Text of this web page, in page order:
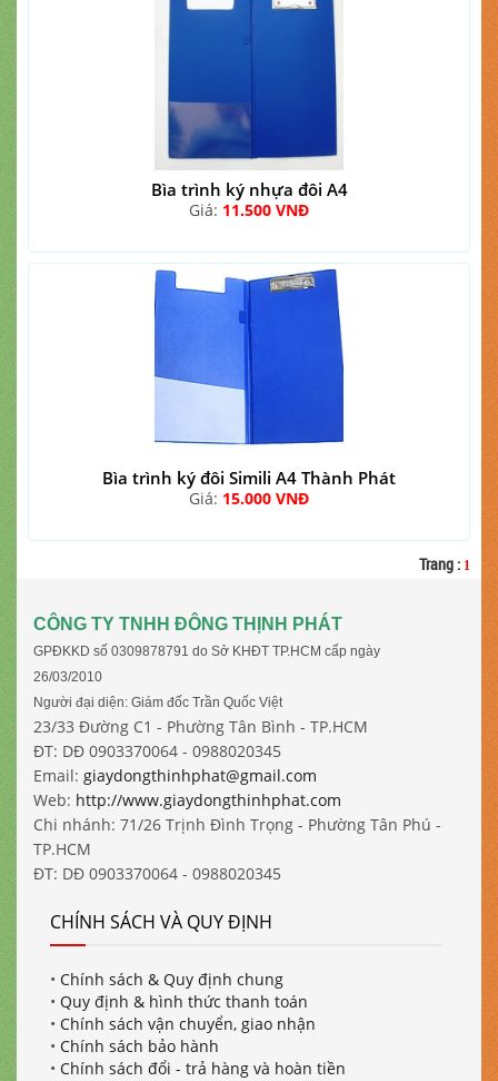
Bìa trình ký nhựa đôi A4
Giá: 11.500 VNĐ
Bìa trình ký đôi Simili A4 Thành Phát
Giá: 15.000 VNĐ
Trang : 1
CÔNG TY TNHH ĐÔNG THỊNH PHÁT
GPĐKKD số 0309878791 do Sở KHĐT TP.HCM cấp ngày
26/03/2010
Người đại diện: Giám đốc Trần Quốc Việt
23/33 Đường C1 - Phường Tân Bình - TP.HCM
ĐT: DĐ 0903370064 - 0988020345
Email: giaydongthinhphat@gmail.com
Web: http://www.giaydongthinhphat.com
Chi nhánh: 71/26 Trịnh Đình Trọng - Phường Tân Phú -
TP.HCM
ĐT: DĐ 0903370064 - 0988020345
CHÍNH SÁCH VÀ QUY ĐỊNH
• Chính sách & Quy định chung
• Quy định & hình thức thanh toán
• Chính sách vận chuyển, giao nhận
• Chính sách bảo hành
• Chính sách đổi - trả hàng và hoàn tiền